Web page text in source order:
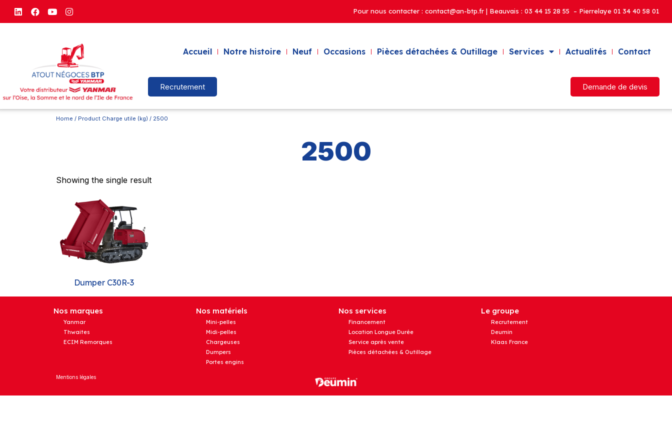
Pour nous contacter : contact@an-btp.fr | Beauvais : 03 44 15 28 55 – Pierrelaye 01 34 40 58 01
Accueil Notre histoire Neuf Occasions Pièces détachées & Outillage Services Actualités Contact
Recrutement Demande de devis
Home / Product Charge utile (kg) / 2500
2500
Showing the single result
Dumper C30R-3
Nos marques
Yanmar
Thwaites
ECIM Remorques
Nos matériels
Mini-pelles
Midi-pelles
Chargeuses
Dumpers
Portes engins
Nos services
Financement
Location Longue Durée
Service après vente
Pièces détachées & Outillage
Le groupe
Recrutement
Deumin
Klaas France
Mentions légales